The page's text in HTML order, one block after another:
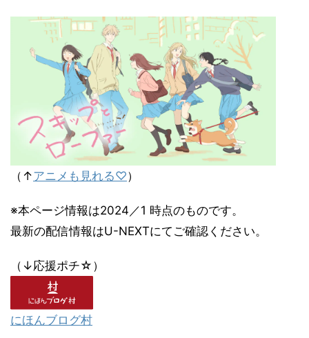
（↑アニメも見れる♡）
※本ページ情報は2024／1 時点のものです。
最新の配信情報はU-NEXTにてご確認ください。
（↓応援ポチ☆）
にほんブログ村